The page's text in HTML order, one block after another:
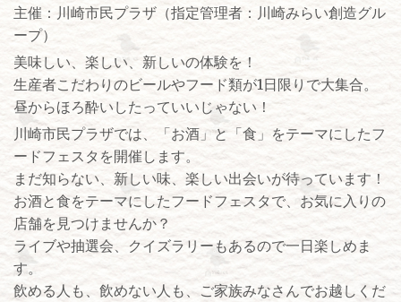
主催：川崎市民プラザ（指定管理者：川崎みらい創造グル
ープ）
美味しい、楽しい、新しいの体験を！
生産者こだわりのビールやフード類が1日限りで大集合。
昼からほろ酔いしたっていいじゃない！
川崎市民プラザでは、「お酒」と「食」をテーマにしたフ
ードフェスタを開催します。
まだ知らない、新しい味、楽しい出会いが待っています！
お酒と食をテーマにしたフードフェスタで、お気に入りの
店舗を見つけませんか？
ライブや抽選会、クイズラリーもあるので一日楽しめま
す。
飲める人も、飲めない人も、ご家族みなさんでお越しくだ